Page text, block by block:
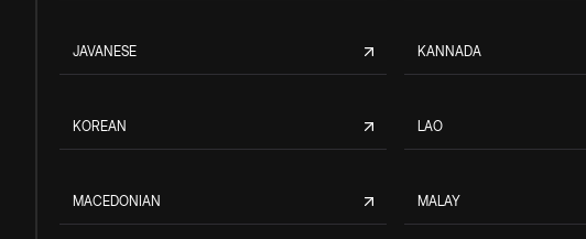
JAVANESE KANNADA
KOREAN LAO
MACEDONIAN MALAY